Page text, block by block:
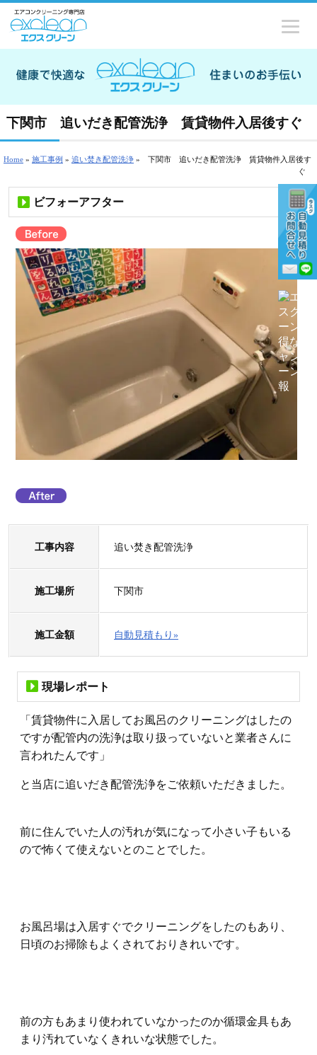
下関市 追いだき配管洗浄 賃貸物件入居後すぐ
Home » 施工事例 » 追い焚き配管洗浄 »
下関市 追いだき配管洗浄 賃貸物件入居後す
ぐ
ビフォーアフター
工事内容 追い焚き配管洗浄
施工場所 下関市
施工金額 自動見積もり»
現場レポート
「賃貸物件に入居してお風呂のクリーニングはしたの
ですが配管内の洗浄は取り扱っていないと業者さんに
言われたんです」
と当店に追いだき配管洗浄をご依頼いただきました。
前に住んでいた人の汚れが気になって小さい子もいる
ので怖くて使えないとのことでした。
お風呂場は入居すぐでクリーニングをしたのもあり、
日頃のお掃除もよくされておりきれいです。
前の方もあまり使われていなかったのか循環金具もあ
まり汚れていなくきれいな状態でした。